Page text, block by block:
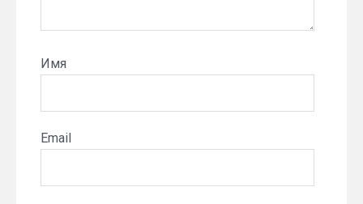
Имя
Email